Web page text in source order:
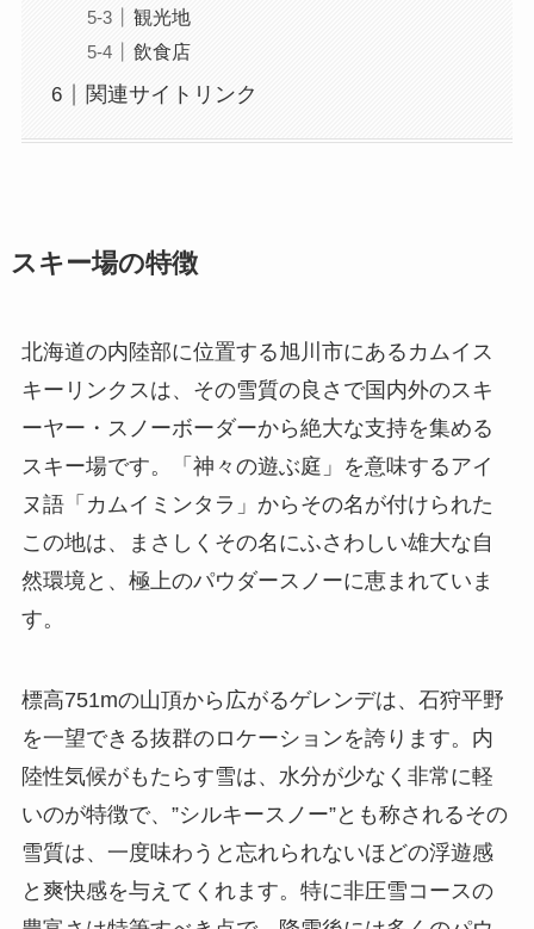
観光地
飲食店
関連サイトリンク
スキー場の特徴
北海道の内陸部に位置する旭川市にあるカムイス
キーリンクスは、その雪質の良さで国内外のスキ
ーヤー・スノーボーダーから絶大な支持を集める
スキー場です。「神々の遊ぶ庭」を意味するアイ
ヌ語「カムイミンタラ」からその名が付けられた
この地は、まさしくその名にふさわしい雄大な自
然環境と、極上のパウダースノーに恵まれていま
す。
標高751mの山頂から広がるゲレンデは、石狩平野
を一望できる抜群のロケーションを誇ります。内
陸性気候がもたらす雪は、水分が少なく非常に軽
いのが特徴で、”シルキースノー”とも称されるその
雪質は、一度味わうと忘れられないほどの浮遊感
と爽快感を与えてくれます。特に非圧雪コースの